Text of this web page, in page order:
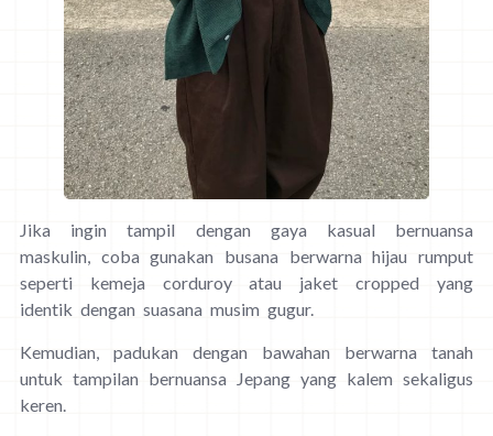
Jika ingin tampil dengan gaya kasual bernuansa
maskulin, coba gunakan busana berwarna hijau rumput
seperti kemeja corduroy atau jaket cropped yang
identik dengan suasana musim gugur.
Kemudian, padukan dengan bawahan berwarna tanah
untuk tampilan bernuansa Jepang yang kalem sekaligus
keren.